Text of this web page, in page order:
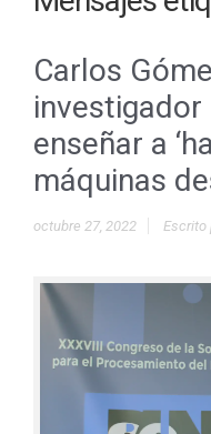
Carlos
enseñar a
máquinas
octubre 27, 2022 Escrito